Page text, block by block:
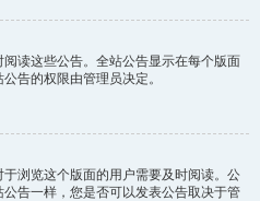
读这些公告。全站公告显示在每个版面
告的权限由管理员决定。
浏览这个版面的用户需要及时阅读。公
告一样，您是否可以发表公告取决于管